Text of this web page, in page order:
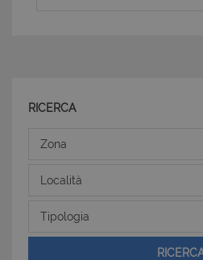
RICERCA
Zona
Località
Tipologia